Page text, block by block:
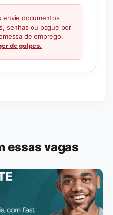
envie documentos
senhas ou pague por
de emprego.
de golpes.
essas vagas